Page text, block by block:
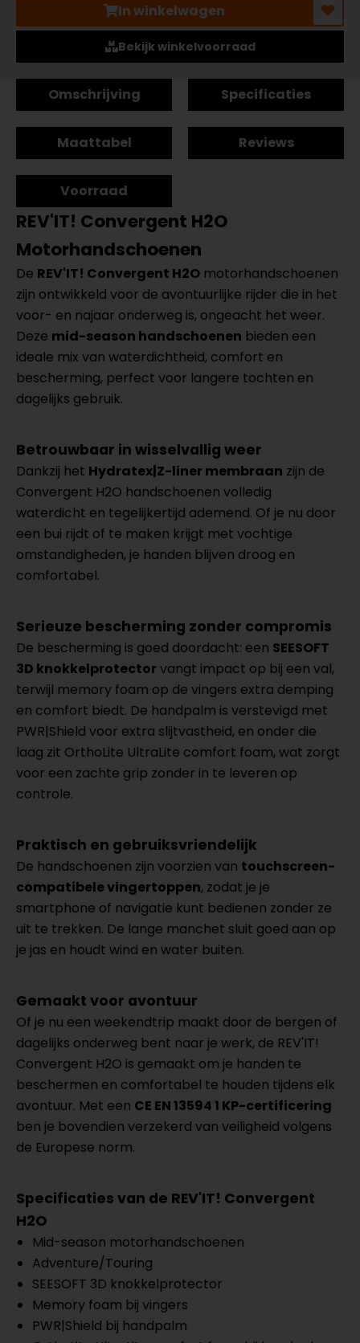
In winkelwagen
Bekijk winkelvoorraad
Omschrijving Specificaties
Maattabel Reviews
Voorraad
REV'IT! Convergent H2O
Motorhandschoenen
De REV'IT! Convergent H2O motorhandschoenen
zijn ontwikkeld voor de avontuurlijke rijder die in het
voor- en najaar onderweg is, ongeacht het weer.
Deze mid-season handschoenen bieden een
ideale mix van waterdichtheid, comfort en
bescherming, perfect voor langere tochten en
dagelijks gebruik.
Betrouwbaar in wisselvallig weer
Dankzij het Hydratex|Z-liner membraan zijn de
Convergent H2O handschoenen volledig
waterdicht en tegelijkertijd ademend. Of je nu door
een bui rijdt of te maken krijgt met vochtige
omstandigheden, je handen blijven droog en
comfortabel.
Serieuze bescherming zonder compromis
De bescherming is goed doordacht: een SEESOFT
3D knokkelprotectorvangt impact op bij een val,
terwijl memory foam op de vingers extra demping
en comfort biedt. De handpalm is verstevigd met
PWR|Shield voor extra slijtvastheid, en onder die
laag zit OrthoLite UltraLite comfort foam, wat zorgt
voor een zachte grip zonder in te leveren op
controle.
Praktisch en gebruiksvriendelijk
De handschoenen zijn voorzien van touchscreen-
compatibele vingertoppen, zodat je je
smartphone of navigatie kunt bedienen zonder ze
uit te trekken. De lange manchet sluit goed aan op
je jas en houdt wind en water buiten.
Gemaakt voor avontuur
Of je nu een weekendtrip maakt door de bergen of
dagelijks onderweg bent naar je werk, de REV'IT!
Convergent H2O is gemaakt om je handen te
beschermen en comfortabel te houden tijdens elk
avontuur. Met een CE EN 13594 1 KP-certificering
ben je bovendien verzekerd van veiligheid volgens
de Europese norm.
Specificaties van de REV'IT! Convergent
H2O
Mid-season motorhandschoenen
Adventure/Touring
SEESOFT 3D knokkelprotector
Memory foam bij vingers
PWR|Shield bij handpalm